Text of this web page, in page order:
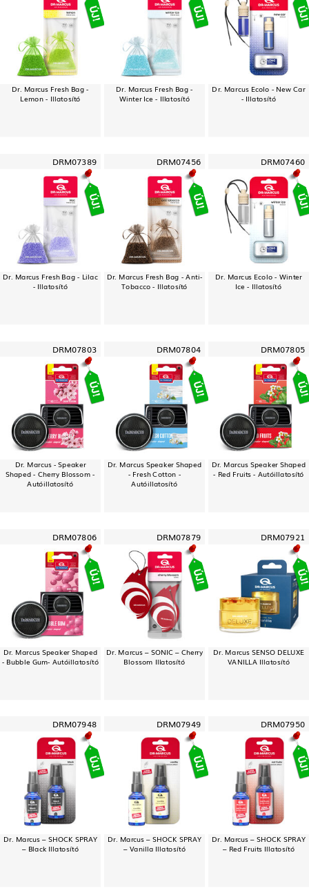
Dr. Marcus Fresh Bag -
Lemon - Illatosító
Dr. Marcus Fresh Bag -
Winter Ice - Illatosító
Dr. Marcus Ecolo - New Car
- Illatosító
DRM07389
Dr. Marcus Fresh Bag - Lilac
- Illatosító
DRM07456
Dr. Marcus Fresh Bag - Anti-
Tobacco - Illatosító
DRM07460
Dr. Marcus Ecolo - Winter
Ice - Illatosító
DRM07803
Dr. Marcus - Speaker
Shaped - Cherry Blossom -
Autóillatosító
DRM07804
Dr. Marcus Speaker Shaped
- Fresh Cotton -
Autóillatosító
DRM07805
Dr. Marcus Speaker Shaped
- Red Fruits - Autóillatosító
DRM07806
Dr. Marcus Speaker Shaped
- Bubble Gum- Autóillatosító
DRM07879
Dr. Marcus – SONIC – Cherry
Blossom Illatosító
DRM07921
Dr. Marcus SENSO DELUXE
VANILLA Illatosító
DRM07948
Dr. Marcus – SHOCK SPRAY
– Black Illatosító
DRM07949
Dr. Marcus – SHOCK SPRAY
– Vanilla Illatosító
DRM07950
Dr. Marcus – SHOCK SPRAY
– Red Fruits Illatosító